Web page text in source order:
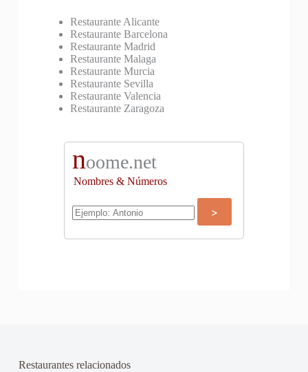
Restaurante Alicante
Restaurante Barcelona
Restaurante Madrid
Restaurante Malaga
Restaurante Murcia
Restaurante Sevilla
Restaurante Valencia
Restaurante Zaragoza
noome.net
Nombres & Números
Restaurantes relacionados